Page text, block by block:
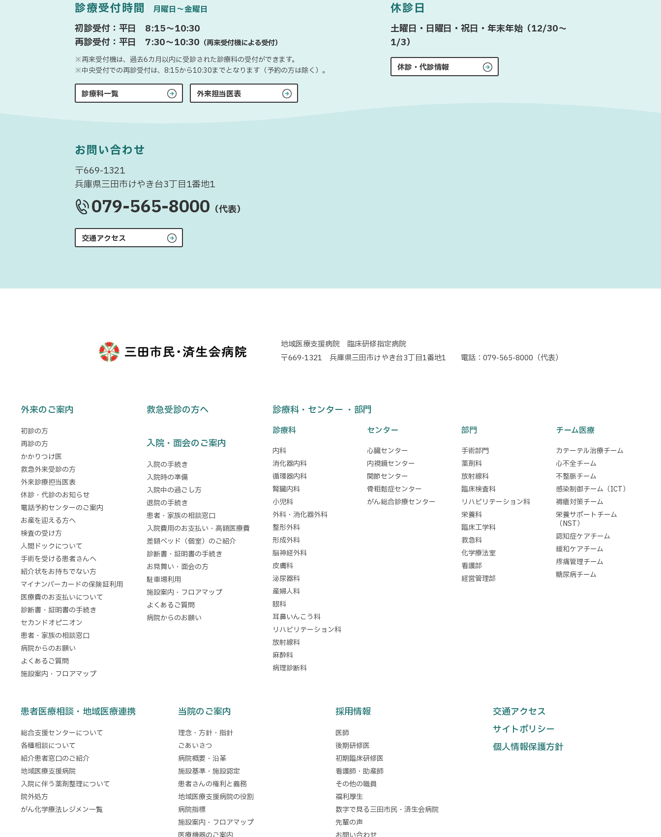
診療受付時間 月曜日〜金曜日
初診受付：平日 8:15〜10:30
再診受付：平日 7:30〜10:30 （再来受付機による受付）
※再来受付機は、過去6カ月以内に受診された診療科の受付ができます。
※中央受付での再診受付は、8:15から10:30までとなります（予約の方は除く）。
診療科一覧 外来担当医表
休診日
土曜日・日曜日・祝日・年末年始（12/30〜
1/3）
休診・代診情報
お問い合わせ
〒669-1321
兵庫県三田市けやき台3丁目1番地1
079-565-8000 （代表）
交通アクセス
地域医療支援病院 臨床研修指定病院
〒669-1321 兵庫県三田市けやき台3丁目1番地1
電話：079-565-8000（代表）
外来のご案内
初診の方
再診の方
かかりつけ医
救急外来受診の方
外来診療担当医表
休診・代診のお知らせ
電話予約センターのご案内
お産を迎える方へ
検査の受け方
人間ドックについて
手術を受ける患者さんへ
紹介状をお持ちでない方
マイナンバーカードの保険証利用
医療費のお支払いについて
診断書・証明書の手続き
セカンドオピニオン
患者・家族の相談窓口
病院からのお願い
よくあるご質問
施設案内・フロアマップ
救急受診の方へ
入院・面会のご案内
入院の手続き
入院時の準備
入院中の過ごし方
退院の手続き
患者・家族の相談窓口
入院費用のお支払い・高額医療費
差額ベッド（個室）のご紹介
診断書・証明書の手続き
お見舞い・面会の方
駐車場利用
施設案内・フロアマップ
よくあるご質問
病院からのお願い
診療科・センター ・部門
診療科
内科
消化器内科
循環器内科
腎臓内科
小児科
外科・消化器外科
整形外科
形成外科
脳神経外科
皮膚科
泌尿器科
産婦人科
眼科
耳鼻いんこう科
リハビリテーション科
放射線科
麻酔科
病理診断科
センター
心臓センター
内視鏡センター
関節センター
骨粗鬆症センター
がん総合診療センター
部門
手術部門
薬剤科
放射線科
臨床検査科
リハビリテーション科
栄養科
臨床工学科
救急科
化学療法室
看護部
経営管理部
チーム医療
カテーテル治療チーム
心不全チーム
不整脈チーム
感染制御チーム（ICT）
褥瘡対策チーム
栄養サポートチーム
（NST）
認知症ケアチーム
緩和ケアチーム
疼痛管理チーム
糖尿病チーム
患者医療相談・地域医療連携
総合支援センターについて
各種相談について
紹介患者窓口のご紹介
地域医療支援病院
入院に伴う薬剤整理について
院外処方
がん化学療法レジメン一覧
当院のご案内
理念・方針・指針
ごあいさつ
病院概要・沿革
施設基準・施設認定
患者さんの権利と義務
地域医療支援病院の役割
病院指標
施設案内・フロアマップ
採用情報
医師
後期研修医
初期臨床研修医
看護師・助産師
その他の職員
福利厚生
数字で見る三田市民・済生会病院
先輩の声
交通アクセス
サイトポリシー
個人情報保護方針